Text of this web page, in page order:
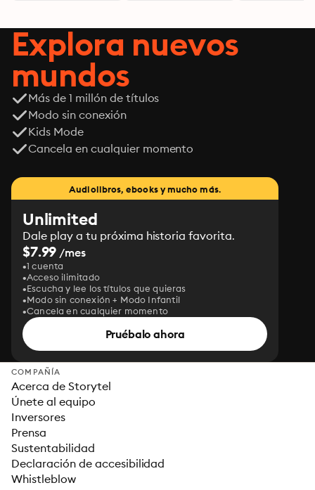
Explora nuevos
mundos
Más de 1 millón de títulos
Modo sin conexión
Kids Mode
Cancela en cualquier momento
Audiolibros, ebooks y mucho más.
Unlimited
Dale play a tu próxima historia favorita.
$7.99 /mes
1 cuenta
Acceso ilimitado
Escucha y lee los títulos que quieras
Modo sin conexión + Modo Infantil
Cancela en cualquier momento
Pruébalo ahora
COMPAÑÍA
Acerca de Storytel
Únete al equipo
Inversores
Prensa
Sustentabilidad
Declaración de accesibilidad
Whistleblow